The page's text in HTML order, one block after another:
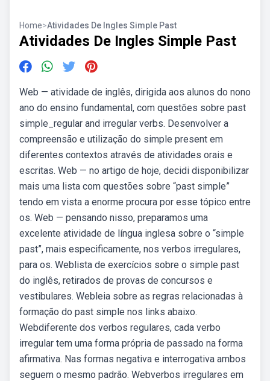
Home>Atividades De Ingles Simple Past
Atividades De Ingles Simple Past
Web — atividade de inglês, dirigida aos alunos do nono
ano do ensino fundamental, com questões sobre past
simple_regular and irregular verbs. Desenvolver a
compreensão e utilização do simple present em
diferentes contextos através de atividades orais e
escritas. Web — no artigo de hoje, decidi disponibilizar
mais uma lista com questões sobre “past simple”
tendo em vista a enorme procura por esse tópico entre
os. Web — pensando nisso, preparamos uma
excelente atividade de língua inglesa sobre o “simple
past”, mais especificamente, nos verbos irregulares,
para os. Weblista de exercícios sobre o simple past
do inglês, retirados de provas de concursos e
vestibulares. Webleia sobre as regras relacionadas à
formação do past simple nos links abaixo.
Webdiferente dos verbos regulares, cada verbo
irregular tem uma forma própria de passado na forma
afirmativa. Nas formas negativa e interrogativa ambos
seguem o mesmo padrão. Webverbos irregulares em